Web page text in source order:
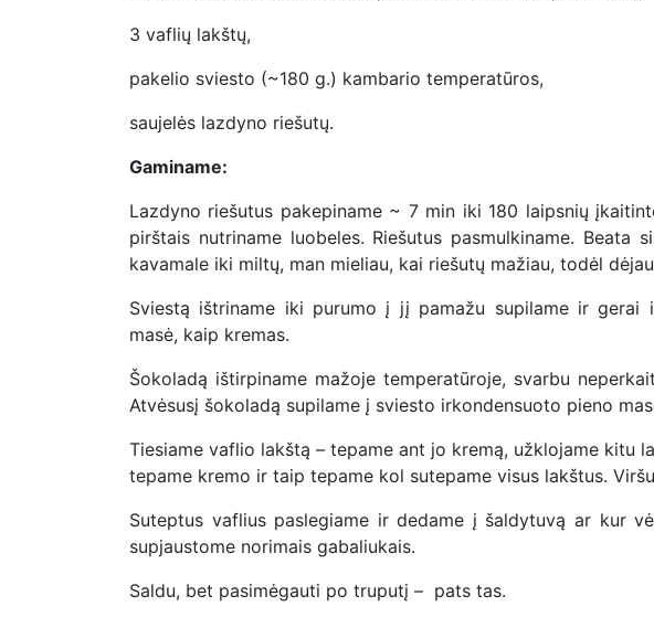
3 vaflių lakštų,
pakelio sviesto (~180 g.) kambario temperatūros,
saujelės lazdyno riešutų.
Gaminame:
Lazdyno riešutus pakepiname ~ 7 min iki 180 laipsnių
pirštais nutriname luobeles. Riešutus pasmulkiname.
kavamale iki miltų, man mieliau, kai riešutų mažiau, todėl
Sviestą ištriname iki purumo į jį pamažu supilame ir gerai
masė, kaip kremas.
Šokoladą ištirpiname mažoje temperatūroje, svarbu
Atvėsusį šokoladą supilame į sviesto irkondensuoto pieno
Tiesiame vaflio lakštą – tepame ant jo kremą, užklojame kitu
tepame kremo ir taip tepame kol sutepame visus lakštus.
Suteptus vaflius paslegiame ir dedame į šaldytuvą ar kur
supjaustome norimais gabaliukais.
Saldu, bet pasimėgauti po truputį – pats tas.